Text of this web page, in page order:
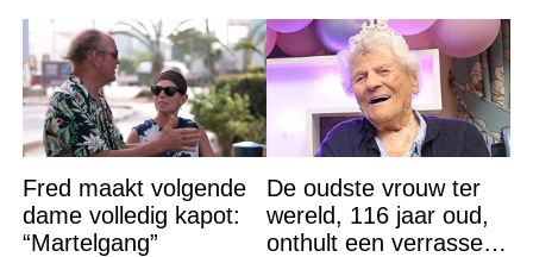
Fred maakt volgende
dame volledig kapot:
“Martelgang”
De oudste vrouw ter
wereld, 116 jaar oud,
onthult een verrassend